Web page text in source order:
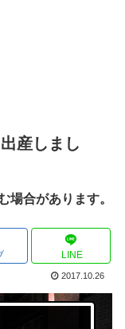
産しまし
合があります。
LINE
2017.10.26